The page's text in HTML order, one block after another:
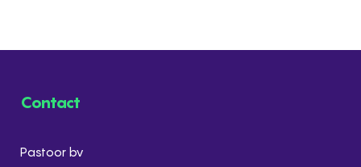
Contact
Pastoor bv